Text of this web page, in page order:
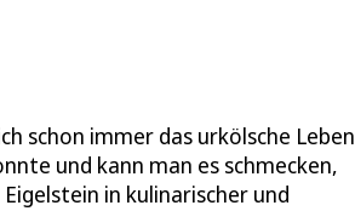
schon immer das urkölsche Leben
und kann man es schmecken,
in kulinarischer und